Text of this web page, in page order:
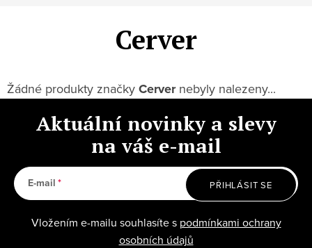
Cerver
Žádné produkty značky Cervernebyly nalezeny...
Aktuální novinky a slevy
na váš e-mail
E-mail
Vložením e-mailu souhlasíte s podmínkami ochrany
osobních údajů
PŘIHLÁSIT SE